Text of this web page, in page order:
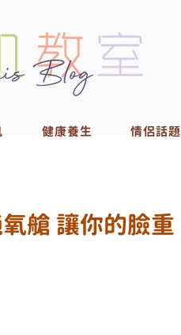
健康養生 情侶話題
艙 讓你的臉重